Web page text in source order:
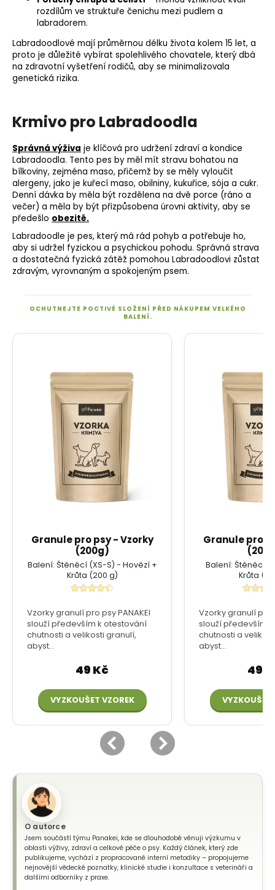
rozdílům ve struktuře čenichu mezi pudlem a
labradorem.
Labradoodlové mají průměrnou délku života kolem 15 let, a
proto je důležité vybírat spolehlivého chovatele, který dbá
na zdravotní vyšetření rodičů, aby se minimalizovala
genetická rizika.
Krmivo pro Labradoodla
Správná výživa je klíčová pro udržení zdraví a kondice
Labradoodla. Tento pes by měl mít stravu bohatou na
bílkoviny, zejména maso, přičemž by se měly vyloučit
alergeny, jako je kuřecí maso, obilniny, kukuřice, sója a cukr.
Denní dávka by měla být rozdělena na dvě porce (ráno a
večer) a měla by být přizpůsobena úrovni aktivity, aby se
předešlo obezitě.
Labradoodle je pes, který má rád pohyb a potřebuje ho,
aby si udržel fyzickou a psychickou pohodu. Správná strava
a dostatečná fyzická zátěž pomohou Labradoodlovi zůstat
zdravým, vyrovnaným a spokojeným psem.
O autorce
Jsem součástí týmu Panakei, kde se dlouhodobě věnuji výzkumu v
oblasti výživy, zdraví a celkové péče o psy. Každý článek, který zde
publikujeme, vychází z propracované interní metodiky – propojujeme
nejnovější vědecké poznatky, klinické studie i konzultace s veterináři a
dalšími odborníky z praxe.